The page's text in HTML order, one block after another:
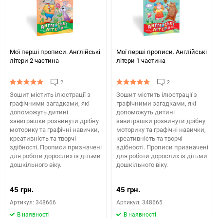
Мої перші прописи. Англійські
літери 2 частина
2
Зошит містить ілюстрації з
графічними загадками, які
допоможуть дитині
завиграшки розвинути дрібну
моторику та графічні навички,
креативність та творчі
здібності. Прописи призначені
для роботи дорослих із дітьми
дошкільного віку.
45 грн.
Артикул: 348666
В наявності
Мої перші прописи. Англійські
літери 1 частина
2
Зошит містить ілюстрації з
графічними загадками, які
допоможуть дитині
завиграшки розвинути дрібну
моторику та графічні навички,
креативність та творчі
здібності. Прописи призначені
для роботи дорослих із дітьми
дошкільного віку.
45 грн.
Артикул: 348665
В наявності